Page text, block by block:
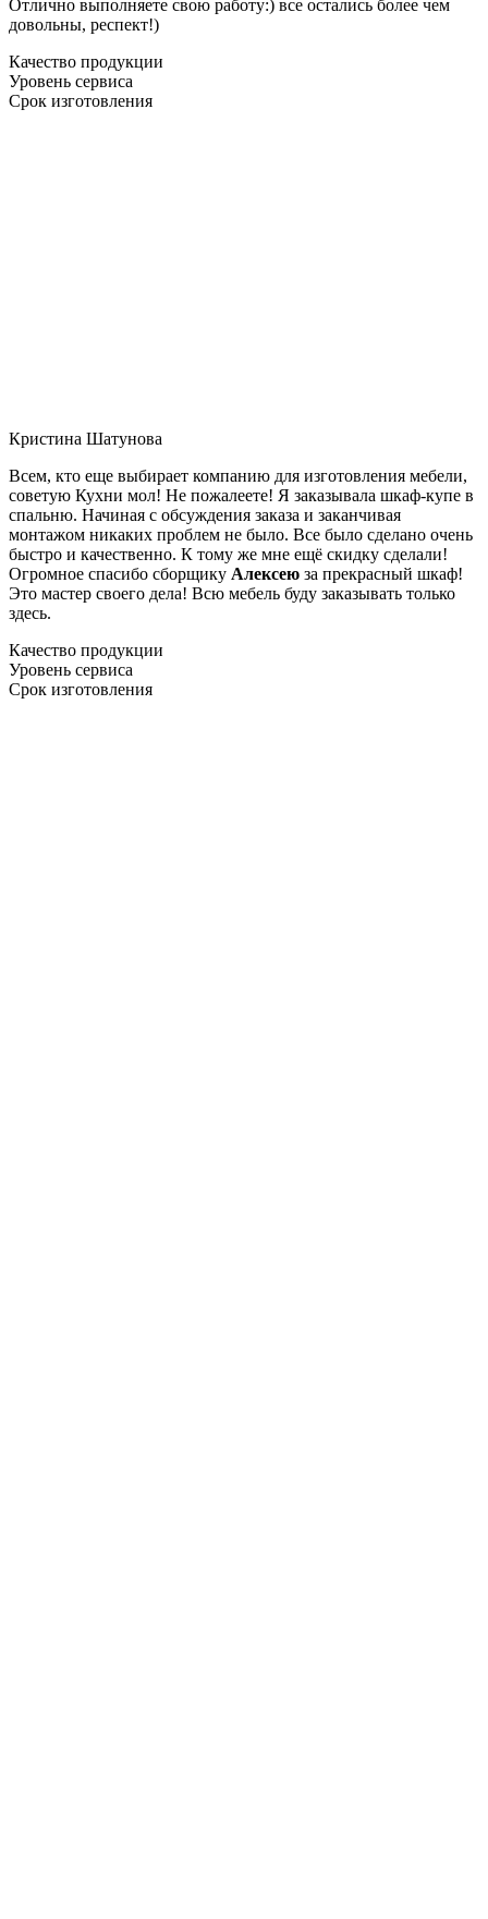
Отлично выполняете свою работу:) все остались более чем
довольны, респект!)
Качество продукции
Уровень сервиса
Срок изготовления
Кристина Шатунова
Всем, кто еще выбирает компанию для изготовления мебели,
советую Кухни мол! Не пожалеете! Я заказывала шкаф-купе в
спальню. Начиная с обсуждения заказа и заканчивая
монтажом никаких проблем не было. Все было сделано очень
быстро и качественно. К тому же мне ещё скидку сделали!
Огромное спасибо сборщику Алексею за прекрасный шкаф!
Это мастер своего дела! Всю мебель буду заказывать только
здесь.
Качество продукции
Уровень сервиса
Срок изготовления